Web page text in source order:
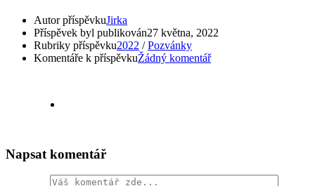
Autor příspěvkuJirka
Příspěvek byl publikován27 května, 2022
Rubriky příspěvku2022 / Pozvánky
Komentáře k příspěvkuŽádný komentář
Napsat komentář